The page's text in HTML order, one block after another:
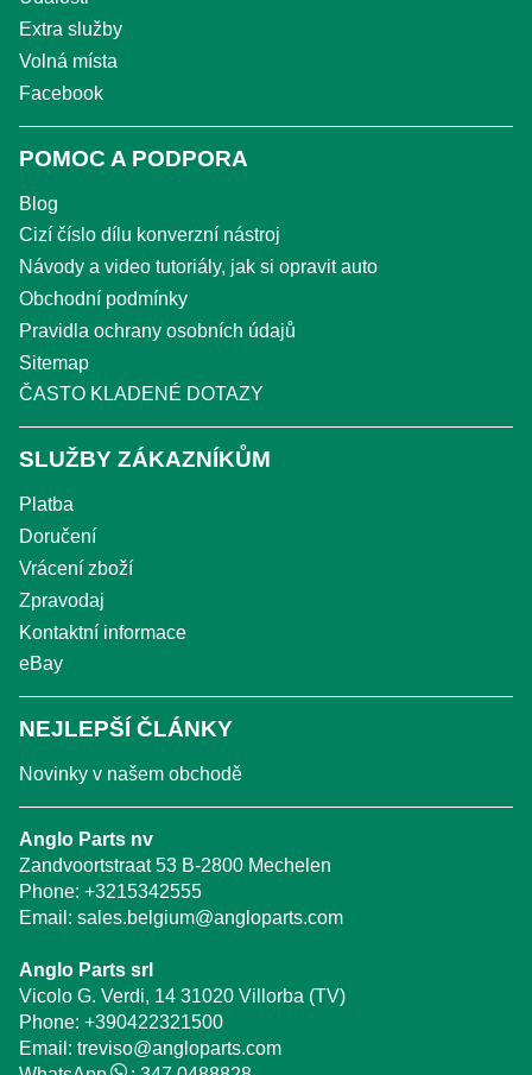
Extra služby
Volná místa
Facebook
POMOC A PODPORA
Blog
Cizí číslo dílu konverzní nástroj
Návody a video tutoriály, jak si opravit auto
Obchodní podmínky
Pravidla ochrany osobních údajů
Sitemap
ČASTO KLADENÉ DOTAZY
SLUŽBY ZÁKAZNÍKŮM
Platba
Doručení
Vrácení zboží
Zpravodaj
Kontaktní informace
eBay
NEJLEPŠÍ ČLÁNKY
Novinky v našem obchodě
Anglo Parts nv
Zandvoortstraat 53 B-2800 Mechelen
Phone: +3215342555
Email: sales.belgium@angloparts.com
Anglo Parts srl
Vicolo G. Verdi, 14 31020 Villorba (TV)
Phone: +390422321500
Email: treviso@angloparts.com